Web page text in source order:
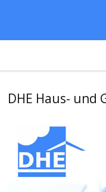
DHE Haus- und